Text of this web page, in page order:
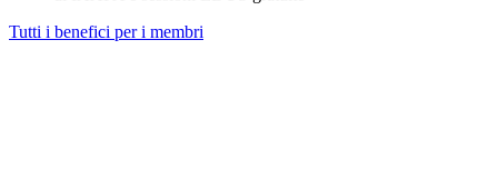
Tutti i benefici per i membri